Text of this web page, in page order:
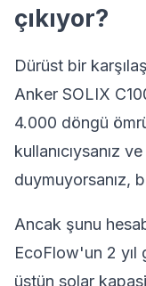
çıkıyor?
Dürüst bir
Anker SOLIX
4.000 döngü
kullanıcıysanız
duymuyorsanız,
Ancak şunu
EcoFlow'un 2 yıl
üstün solar